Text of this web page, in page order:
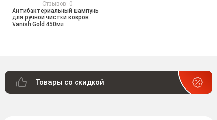
Отзывов: 0
Антибактериальный шампунь
для ручной чистки ковров
Vanish Gold 450мл
Товары со скидкой